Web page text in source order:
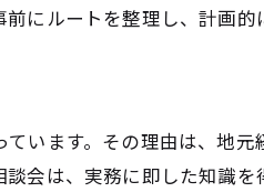
にルートを整理し、計画的
います。その理由は、地
会は、実務に即した知識